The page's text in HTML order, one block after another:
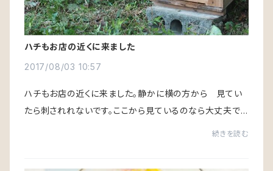
ハチもお店の近くに来ました
2017/08/03 10:57
ハチもお店の近くに来ました。静かに横の方から 見てい
たら刺されれないです。ここから見ているのなら大丈夫で
続きを読む